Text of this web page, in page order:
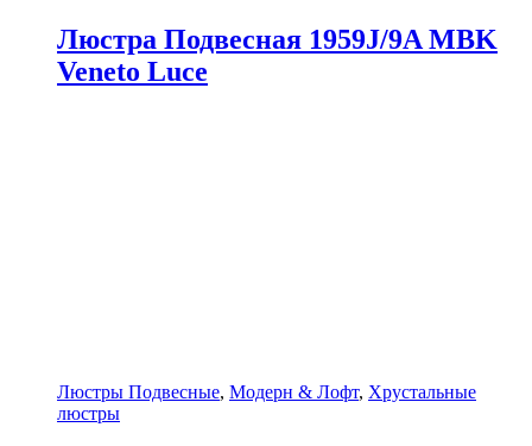
Люстра Подвесная 1959J/9A MBK
Veneto Luce
Люстры Подвесные, Модерн & Лофт, Хрустальные
люстры